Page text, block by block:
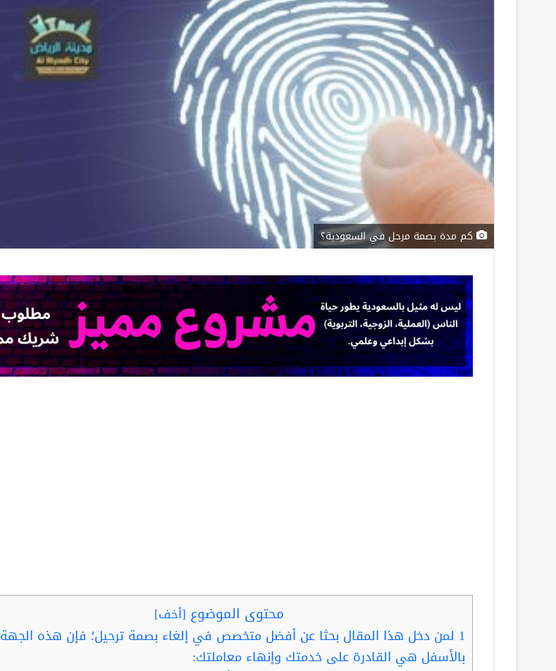
كم مدة بصمة مرحل في السعودية؟
محتوى الموضوع [أخف]
1 لمن دخل هذا المقال بحثا عن أفضل متخصص في إلغاء بصمة ترحيل؛ فإن هذه الجهة
بالأسفل هي القادرة على خدمتك وإنهاء معاملتك: